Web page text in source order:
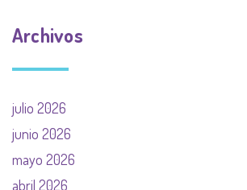
Archivos
julio 2026
junio 2026
mayo 2026
abril 2026